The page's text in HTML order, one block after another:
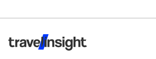
Travel Insight